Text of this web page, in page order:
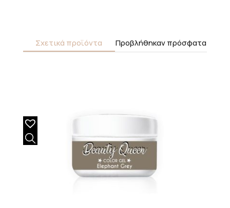
Σχετικά προϊόντα Προβλήθηκαν πρόσφατα